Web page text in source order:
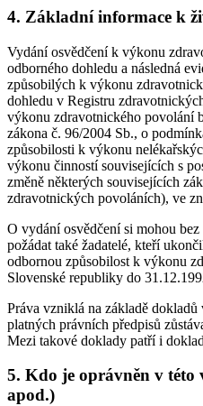
4. Základní informace k
Vydání osvědčení k výkonu
odborného dohledu a následná
způsobilých k výkonu
dohledu v Registru
výkonu zdravotnického povolání
zákona č. 96/2004 Sb., o
způsobilosti k výkonu
výkonu činností souvisejících s
změně některých souvisejících
zdravotnických povoláních), ve
O vydání osvědčení si mohou
požádat také žadatelé, kteří
odbornou způsobilost k výkonu
Slovenské republiky do
Práva vzniklá na základě
platných právních předpisů
Mezi takové doklady patří i
5. Kdo je oprávněn v této
apod.)